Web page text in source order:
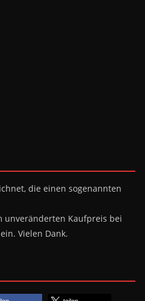
die einen sogenannten
unveränderten Kaufpreis bei
ein. Vielen Dank.